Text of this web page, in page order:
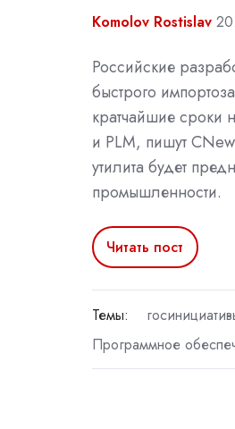
Komolov Rostislav
Российские
быстрого
кратчайшие сроки
и PLM, пишут
утилита будет
промышленности.
Читать пост
Темы:
Программное